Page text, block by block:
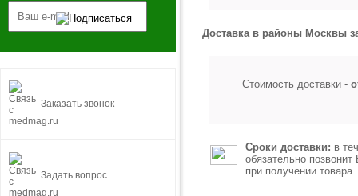
Заказать звонок
Задать вопрос
Доставка в районы Москвы
Стоимость доставки -
Сроки доставки: в
обязательно
при получении товара.